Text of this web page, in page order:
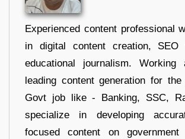
Experienced content professional
in digital content creation, SEO
educational journalism. Working
leading content generation for
Govt job like - Banking, SSC,
specialize in developing
focused content on